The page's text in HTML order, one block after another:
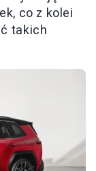
co z kolei
takich